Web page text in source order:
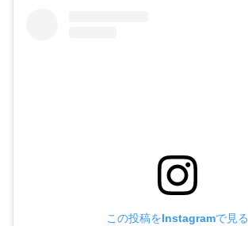
この投稿をInstagramで見る